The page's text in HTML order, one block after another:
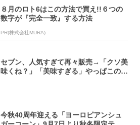
８月のロト6はこの方法で買え!!６つの
数字が『完全一致』する方法
PR(株式会社MURA)
セブン、人気すぎて再々販売→「クソ美
味くね？」「美味すぎる」やっぱこのク
今秋40周年迎える「ヨーロピアンシュ